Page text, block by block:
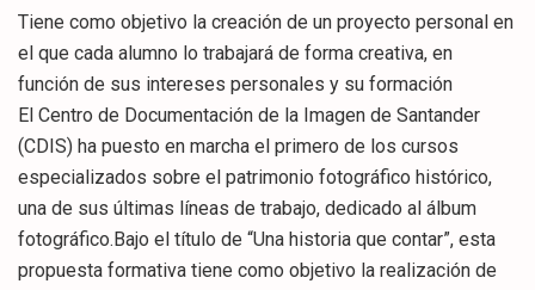
Tiene como objetivo la creación de un proyecto personal en
el que cada alumno lo trabajará de forma creativa, en
función de sus intereses personales y su formación
El Centro de Documentación de la Imagen de Santander
(CDIS) ha puesto en marcha el primero de los cursos
especializados sobre el patrimonio fotográfico histórico,
una de sus últimas líneas de trabajo, dedicado al álbum
fotográfico.Bajo el título de “Una historia que contar”, esta
propuesta formativa tiene como objetivo la realización de